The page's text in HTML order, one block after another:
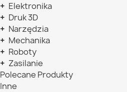
+ Elektronika
+ Druk 3D
+ Narzędzia
+ Mechanika
+ Roboty
+ Zasilanie
Polecane Produkty
Inne